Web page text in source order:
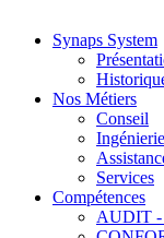
Synaps System
Nos Métiers
Conseil
Ingénierie
Services
Compétences
AUDIT -